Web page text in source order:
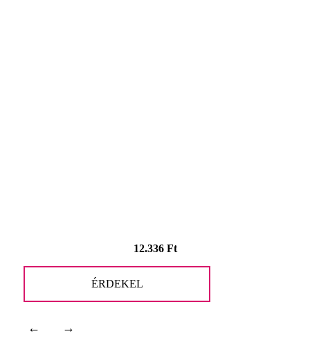
12.336 Ft
ÉRDEKEL
← →